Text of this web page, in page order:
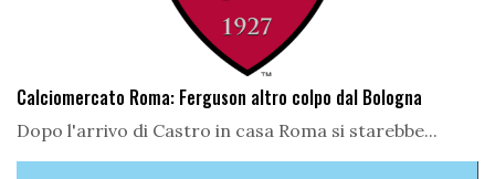
Calciomercato Roma: Ferguson altro colpo dal Bologna
Dopo l'arrivo di Castro in casa Roma si starebbe...